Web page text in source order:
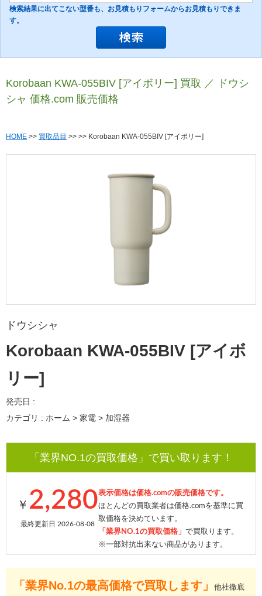
検索結果に出てこない型番も、お見積もりフォームからお見積もりできま
す。
Korobaan KWA-055BIV [アイボリー] 買取 ／ ドウシ
シャ 価格.com 販売価格
HOME >> 買取品目 >> >> Korobaan KWA-055BIV [アイボリー]
ドウシシャ
Korobaan KWA-055BIV [アイボ
リー]
発売日 :
カテゴリ : ホーム > 家電 > 加湿器
「業界NO.1の買取価格」で買い取ります！
￥ 2,280
最終更新日 2026-08-08
表示価格は価格.comの販売価格です。
ほとんどの買取業者は価格.comを基準に買
取価格を決めています。
「業界NO.1の買取価格」 で買取ります。
※一部対抗出来ない商品があります。
「業界No.1の最高価格で買取します」
他社徹底